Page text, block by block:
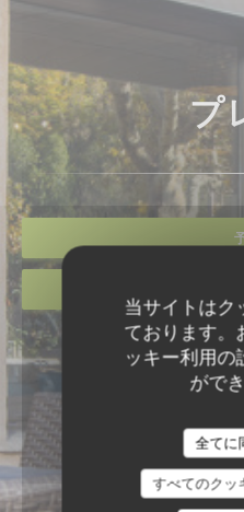
当サイトはク
ております。
ッキー利用の
がで
全てに
すべてのクッ
プ